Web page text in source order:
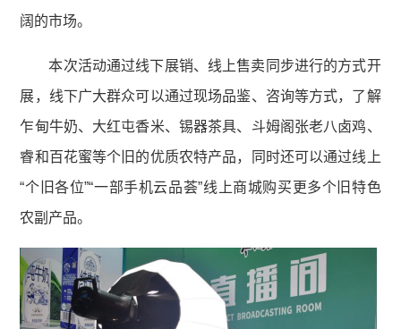
阔的市场。
本次活动通过线下展销、线上售卖同步进行的方式开
展，线下广大群众可以通过现场品鉴、咨询等方式，了解
乍甸牛奶、大红屯香米、锡器茶具、斗姆阁张老八卤鸡、
睿和百花蜜等个旧的优质农特产品，同时还可以通过线上
“个旧各位”“一部手机云品荟”线上商城购买更多个旧特色
农副产品。